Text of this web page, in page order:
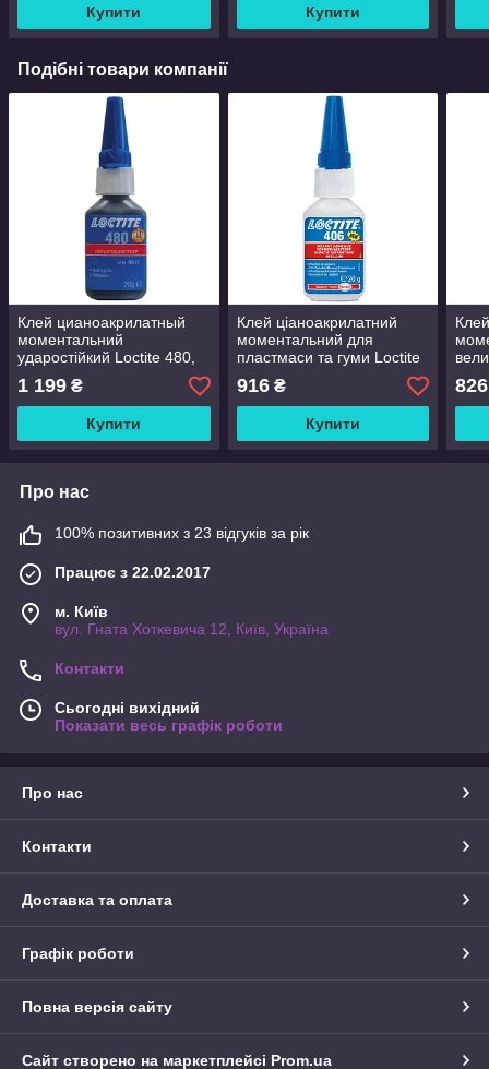
Купити Купити
Подібні товари компанії
Клей цианоакрилатный
моментальний
ударостійкий Loctite 480,
1 199 ₴
Купити
Клей ціаноакрилатний
моментальний для
пластмаси та гуми Loctite
916₴
Купити
826
Про нас
100% позитивних з 23 відгуків за рік
Працює з 22.02.2017
м. Київ
вул. Гната Хоткевича 12, Київ, Україна
Контакти
Сьогодні вихідний
Показати весь графік роботи
Про нас
Контакти
Доставка та оплата
Графік роботи
Повна версія сайту
Сайт створено на маркетплейсі Prom.ua